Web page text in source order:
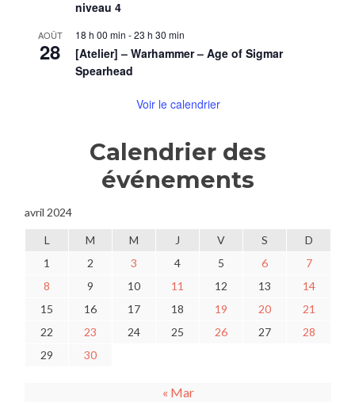
niveau 4
AOÛT
28
18 h 00 min -23 h 30 min
[Atelier] – Warhammer – Age of Sigmar
Spearhead
Voir le calendrier
Calendrier des
événements
avril 2024
L M M J V S
D
1
2 3 4 5 6
7
8
9 10 11 12 13
14
15
16 17 18 19 20
21
22
23 24 25 26 27
28
29
30
« Mar